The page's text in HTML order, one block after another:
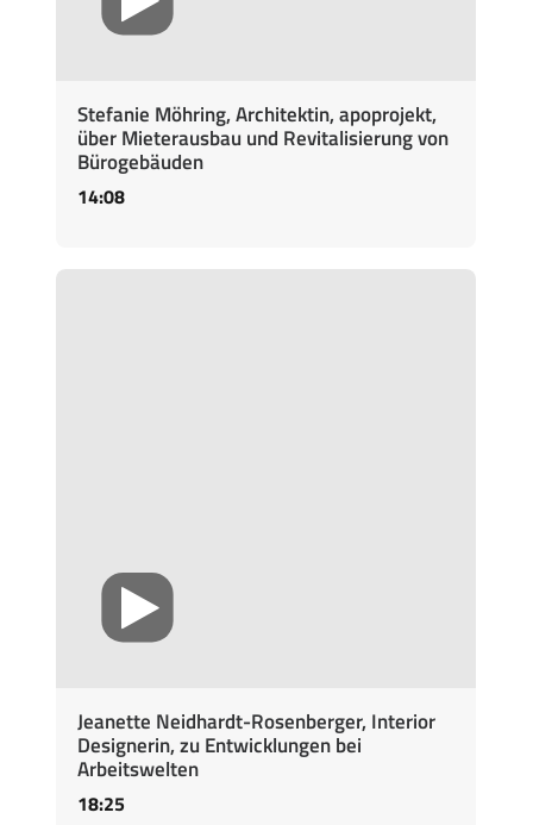
Stefanie Möhring, Architektin, apoprojekt,
über Mieterausbau und Revitalisierung von
Bürogebäuden
14:08
Jeanette Neidhardt-Rosenberger, Interior
Designerin, zu Entwicklungen bei
Arbeitswelten
18:25